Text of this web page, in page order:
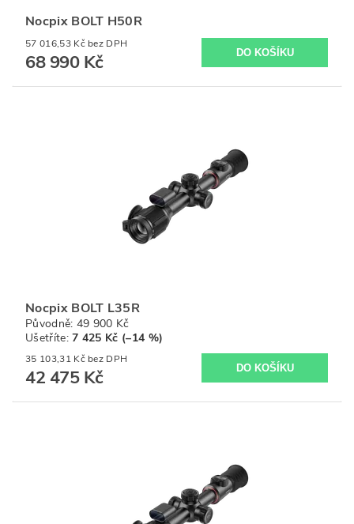
Nocpix BOLT H50R
57 016,53 Kč bez DPH
68 990 Kč
Nocpix BOLT L35R
Původně: 49 900 Kč
Ušetříte:7 425 Kč (–14 %)
35 103,31 Kč bez DPH
42 475 Kč